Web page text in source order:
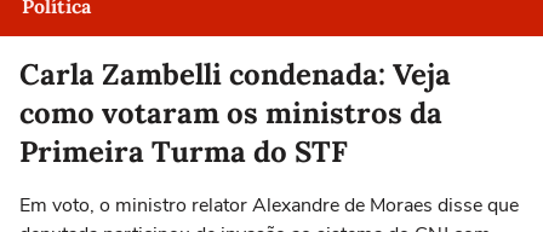
Política
Carla Zambelli condenada: Veja
como votaram os ministros da
Primeira Turma do STF
Em voto, o ministro relator Alexandre de Moraes disse que